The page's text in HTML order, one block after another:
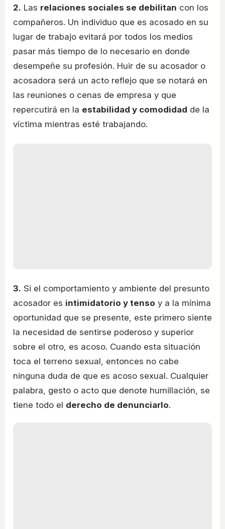
2. Las relaciones sociales se debilitan con los
compañeros. Un individuo que es acosado en su
lugar de trabajo evitará por todos los medios
pasar más tiempo de lo necesario en donde
desempeñe su profesión. Huir de su acosador o
acosadora será un acto reflejo que se notará en
las reuniones o cenas de empresa y que
repercutirá en la estabilidad y comodidad de la
víctima mientras esté trabajando.
3. Si el comportamiento y ambiente del presunto
acosador es intimidatorio y tenso y a la mínima
oportunidad que se presente, este primero siente
la necesidad de sentirse poderoso y superior
sobre el otro, es acoso. Cuando esta situación
toca el terreno sexual, entonces no cabe
ninguna duda de que es acoso sexual. Cualquier
palabra, gesto o acto que denote humillación, se
tiene todo el derecho de denunciarlo.